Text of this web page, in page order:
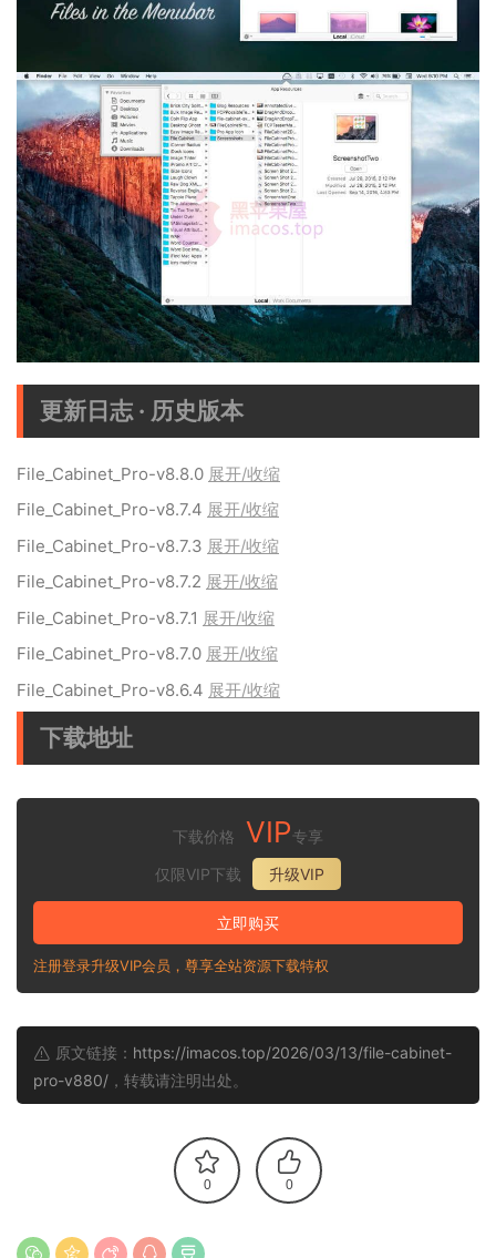
更新日志 · 历史版本
File_Cabinet_Pro-v8.8.0 展开/收缩
File_Cabinet_Pro-v8.7.4 展开/收缩
File_Cabinet_Pro-v8.7.3 展开/收缩
File_Cabinet_Pro-v8.7.2 展开/收缩
File_Cabinet_Pro-v8.7.1 展开/收缩
File_Cabinet_Pro-v8.7.0 展开/收缩
File_Cabinet_Pro-v8.6.4 展开/收缩
下载地址
下载价格 VIP专享
仅限VIP下载
升级VIP
立即购买
注册登录升级VIP会员，尊享全站资源下载特权
原文链接： https://imacos.top/2026/03/13/file-cabinet-
pro-v880/ ，转载请注明出处。
0 0